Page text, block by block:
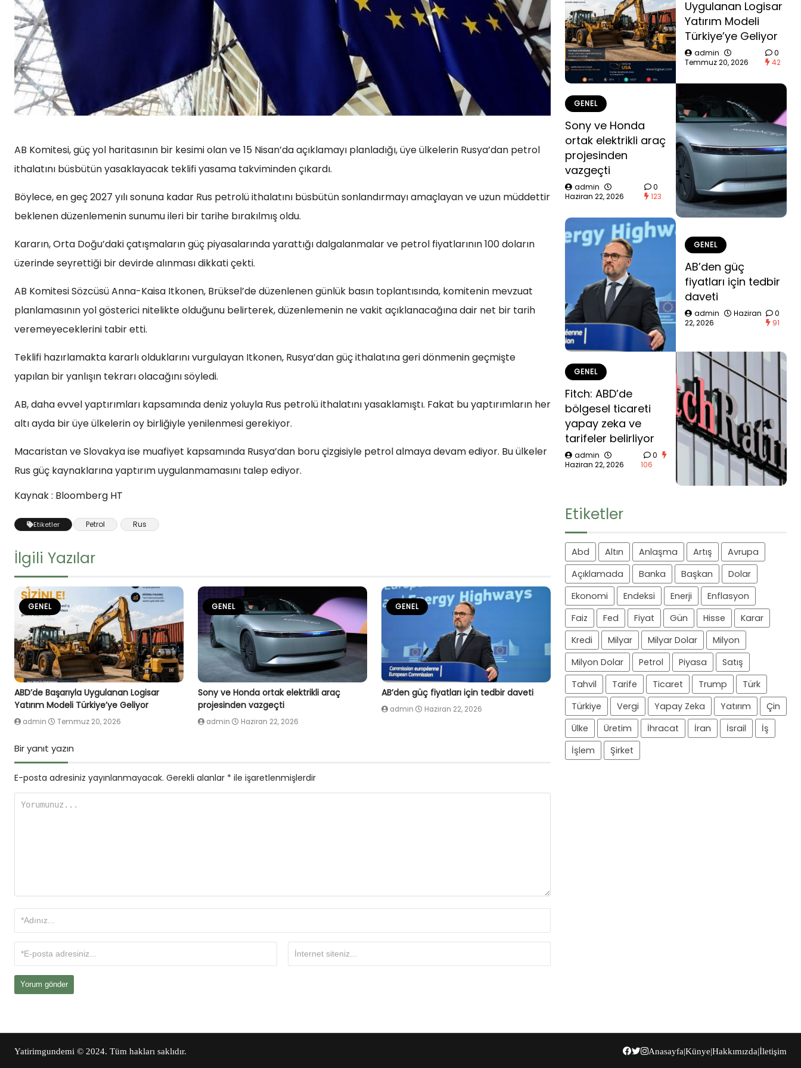
AB Komitesi, güç yol haritasının bir kesimi olan ve 15 Nisan’da açıklamayı planladığı, üye ülkelerin Rusya’dan petrol
ithalatını büsbütün yasaklayacak teklifi yasama takviminden çıkardı.
Böylece, en geç 2027 yılı sonuna kadar Rus petrolü ithalatını büsbütün sonlandırmayı amaçlayan ve uzun müddettir
beklenen düzenlemenin sunumu ileri bir tarihe bırakılmış oldu.
Kararın, Orta Doğu’daki çatışmaların güç piyasalarında yarattığı dalgalanmalar ve petrol fiyatlarının 100 doların
üzerinde seyrettiği bir devirde alınması dikkati çekti.
AB Komitesi Sözcüsü Anna-Kaisa Itkonen, Brüksel’de düzenlenen günlük basın toplantısında, komitenin mevzuat
planlamasının yol gösterici nitelikte olduğunu belirterek, düzenlemenin ne vakit açıklanacağına dair net bir tarih
veremeyeceklerini tabir etti.
Teklifi hazırlamakta kararlı olduklarını vurgulayan Itkonen, Rusya’dan güç ithalatına geri dönmenin geçmişte
yapılan bir yanlışın tekrarı olacağını söyledi.
AB, daha evvel yaptırımları kapsamında deniz yoluyla Rus petrolü ithalatını yasaklamıştı. Fakat bu yaptırımların her
altı ayda bir üye ülkelerin oy birliğiyle yenilenmesi gerekiyor.
Macaristan ve Slovakya ise muafiyet kapsamında Rusya’dan boru çizgisiyle petrol almaya devam ediyor. Bu ülkeler
Rus güç kaynaklarına yaptırım uygulanmamasını talep ediyor.​​​​​​​
Kaynak : Bloomberg HT
Etiketler Petrol Rus
İlgili Yazılar
GENEL
ABD’de Başarıyla Uygulanan Logisar
Yatırım Modeli Türkiye’ye Geliyor
admin Temmuz 20, 2026
GENEL
Sony ve Honda ortak elektrikli araç
projesinden vazgeçti
admin Haziran 22, 2026
GENEL
AB’den güç fiyatları için tedbir daveti
admin Haziran 22, 2026
Bir yanıt yazın
E-posta adresiniz yayınlanmayacak. Gerekli alanlar * ile işaretlenmişlerdir
Uygulanan Logisar
Yatırım Modeli
Türkiye’ye Geliyor
admin
Temmuz 20, 2026
0
42
GENEL
Sony ve Honda
ortak elektrikli araç
projesinden
vazgeçti
admin
Haziran 22, 2026
0
123
GENEL
AB’den güç
fiyatları için tedbir
daveti
admin
Haziran
22, 2026
0
91
GENEL
Fitch: ABD’de
bölgesel ticareti
yapay zeka ve
tarifeler belirliyor
admin
Haziran 22, 2026
0
106
Etiketler
Abd Altın Anlaşma Artış
Avrupa
Açıklamada
Banka Başkan
Dolar
Ekonomi
Endeksi Enerji
Enflasyon
Faiz
Fed Fiyat Gün Hisse
Karar
Kredi
Milyar Milyar Dolar
Milyon
Milyon Dolar
Petrol Piyasa
Satış
Tahvil
Tarife Ticaret Trump
Türk
Türkiye
Vergi Yapay Zeka Yatırım
Çin
Ülke
Üretim İhracat İran İsrail
İş
İşlem
Şirket
Yatirimgundemi © 2024. Tüm hakları saklıdır. Anasayfa|Künye|Hakkımızda|İletişim